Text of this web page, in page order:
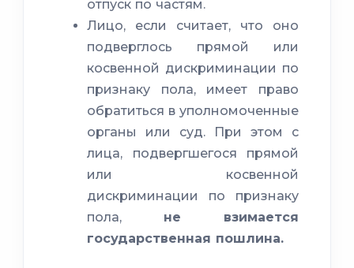
исполнения наказания
укрепление социального
статуса женщин
отпуск по частям.
Лицо, если считает, что оно
подверглось прямой или
косвенной дискриминации по
признаку пола, имеет право
обратиться в уполномоченные
органы или суд. При этом с
лица, подвергшегося прямой
или косвенной
дискриминации по признаку
пола, не взимается
государственная пошлина.